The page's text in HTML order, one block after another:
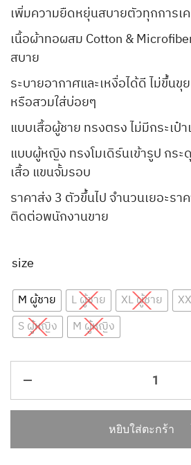
เพิ่มความยืดหยุ่นสบายตัวทุกการเ
เนื้อผ้าทอผสม Cotton &
สบาย
ระบายอากาศและเหงื่อได้ดี ไม่ขึ้น
หรือสวมใส่บ่อยๆ
แบบเสื้อผู้ชาย ทรงตรง ไม่มีกระเป๋
แบบผู้หญิง ทรงโมเดิร์นเข้ารูป กระ
เสื้อ แขนจั้มรอบ
ราคาส่ง 3 ตัวขึ้นไป จำนวนเยอะร
ติดต่อพนักงานขาย
size
M ผู้ชาย L ผู้ชาย XL ผู้ชาย
S ผู้หญิง
M ผู้หญิง
หยิบใส่ตะกร้า